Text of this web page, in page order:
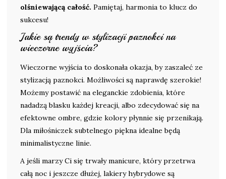
olśniewającą całość. Pamiętaj, harmonia to klucz do
sukcesu!
Jakie są trendy w stylizacji paznokci na
wieczorne wyjścia?
Wieczorne wyjścia to doskonała okazja, by zaszaleć ze
stylizacją paznokci. Możliwości są naprawdę szerokie!
Możemy postawić na eleganckie zdobienia, które
nadadzą blasku każdej kreacji, albo zdecydować się na
efektowne ombre, gdzie kolory płynnie się przenikają.
Dla miłośniczek subtelnego piękna idealne będą
minimalistyczne linie.
A jeśli marzy Ci się trwały manicure, który przetrwa
całą noc i jeszcze dłużej, lakiery hybrydowe są